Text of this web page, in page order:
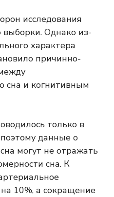
исследования
Однако из-
характера
причинно-
сна и когнитивным
только в
данные о
могут не отражать
сна. К
10%, а сокращение